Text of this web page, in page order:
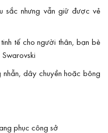
sắc nhưng vẫn giữ được vẻ
tế cho người thân, bạn bè
dây chuyền hoặc bông
phục công sở